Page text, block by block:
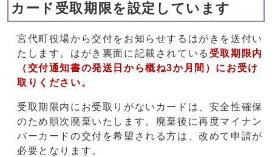
カード受取期限を設定しています
宮代町役場から交付をお知らせするはがきを送付い
たします。はがき裏面に記載されている 受取期限内
（交付通知書の発送日から概ね3か月間）にお受け
取りください。
受取期限内にお受取りがないカードは、安全性確保
のため順次廃棄いたします。廃棄後に再度マイナン
バーカードの交付を希望される方は、改めて申請が
必要となります。